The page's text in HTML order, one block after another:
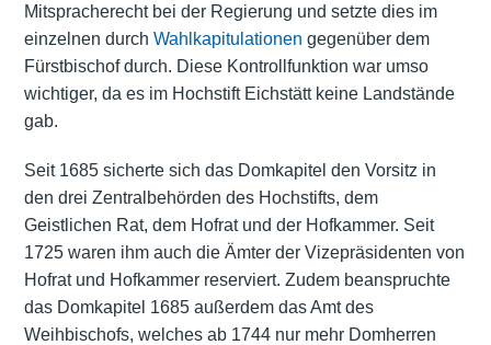
Mitspracherecht bei der Regierung und setzte dies im
einzelnen durch Wahlkapitulationen gegenüber dem
Fürstbischof durch. Diese Kontrollfunktion war umso
wichtiger, da es im Hochstift Eichstätt keine Landstände
gab.
Seit 1685 sicherte sich das Domkapitel den Vorsitz in
den drei Zentralbehörden des Hochstifts, dem
Geistlichen Rat, dem Hofrat und der Hofkammer. Seit
1725 waren ihm auch die Ämter der Vizepräsidenten von
Hofrat und Hofkammer reserviert. Zudem beanspruchte
das Domkapitel 1685 außerdem das Amt des
Weihbischofs, welches ab 1744 nur mehr Domherren